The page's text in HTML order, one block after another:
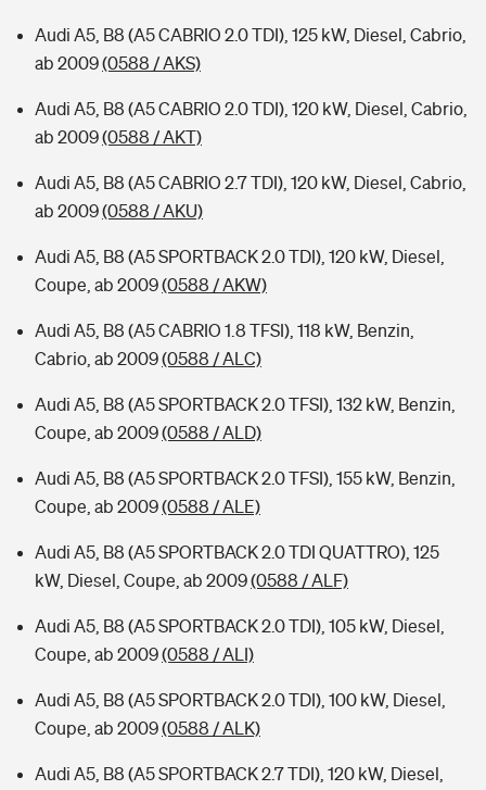
Audi A5, B8 (A5 CABRIO 2.0 TDI), 125 kW, Diesel, Cabrio,
ab 2009(0588 / AKS)
Audi A5, B8 (A5 CABRIO 2.0 TDI), 120 kW, Diesel, Cabrio,
ab 2009(0588 / AKT)
Audi A5, B8 (A5 CABRIO 2.7 TDI), 120 kW, Diesel, Cabrio,
ab 2009(0588 / AKU)
Audi A5, B8 (A5 SPORTBACK 2.0 TDI), 120 kW, Diesel,
Coupe, ab 2009(0588 / AKW)
Audi A5, B8 (A5 CABRIO 1.8 TFSI), 118 kW, Benzin,
Cabrio, ab 2009(0588 / ALC)
Audi A5, B8 (A5 SPORTBACK 2.0 TFSI), 132 kW, Benzin,
Coupe, ab 2009(0588 / ALD)
Audi A5, B8 (A5 SPORTBACK 2.0 TFSI), 155 kW, Benzin,
Coupe, ab 2009(0588 / ALE)
Audi A5, B8 (A5 SPORTBACK 2.0 TDI QUATTRO), 125
kW, Diesel, Coupe, ab 2009(0588 / ALF)
Audi A5, B8 (A5 SPORTBACK 2.0 TDI), 105 kW, Diesel,
Coupe, ab 2009(0588 / ALI)
Audi A5, B8 (A5 SPORTBACK 2.0 TDI), 100 kW, Diesel,
Coupe, ab 2009(0588 / ALK)
Audi A5, B8 (A5 SPORTBACK 2.7 TDI), 120 kW, Diesel,